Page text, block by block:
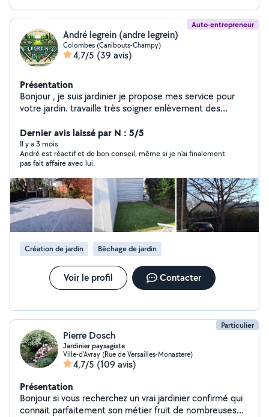
Auto-entrepreneur
André legrein (andre legrein)
Colombes (Canibouts-Champy)
4,7/5 (39 avis)
Présentation
Bonjour , je suis jardinier je propose mes service pour
votre jardin. travaille très soigner enlèvement des
abatage tonte de plouse creation etc. N'hesitez pas a
me contacter par telephone
Dernier avis laissé par N : 5/5
Il y a 3 mois
André est réactif et de bon conseil, même si je n'ai finalement
pas fait affaire avec lui.
Création de jardin Bêchage de jardin
Voir le profil Contacter
Particulier
Pierre Dosch
Jardinier paysagiste
Ville-d'Avray (Rue de Versailles-Monastere)
4,7/5 (109 avis)
Présentation
Bonjour si vous recherchez un vrai jardinier confirmé qui
connait parfaitement son métier fruit de nombreuses